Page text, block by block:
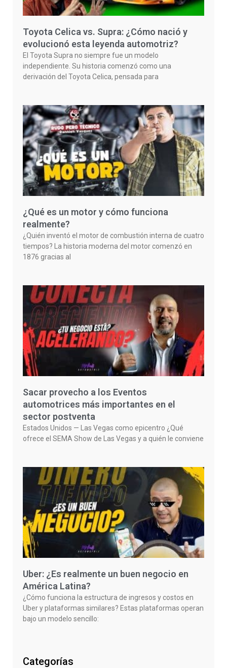
Toyota Celica vs. Supra: ¿Cómo nació y
evolucionó esta leyenda automotriz?
El Toyota Supra no siempre fue un modelo
independiente. Su historia comenzó como una
derivación del Toyota Celica, pensada para
¿Qué es un motor y cómo funciona
realmente?
¿Quién inventó el motor de combustión interna de cuatro
tiempos? La historia moderna del motor comenzó en
1876 gracias al
Sacar provecho a los Eventos
automotrices más importantes en el
sector postventa
Estados Unidos — Las Vegas como epicentro ¿Qué
ofrece el SEMA Show de Las Vegas y a quién le conviene
Uber: ¿Es realmente un buen negocio en
América Latina?
¿Cómo funciona la estructura de ingresos y costos en
Uber y plataformas similares? Estas plataformas operan
bajo un modelo sencillo:
Categorías